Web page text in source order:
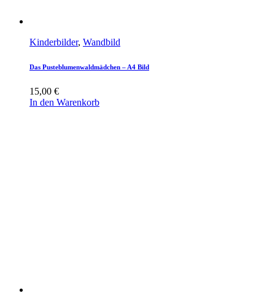
Kinderbilder, Wandbild
Das Pusteblumenwaldmädchen – A4 Bild
15,00 €
In den Warenkorb